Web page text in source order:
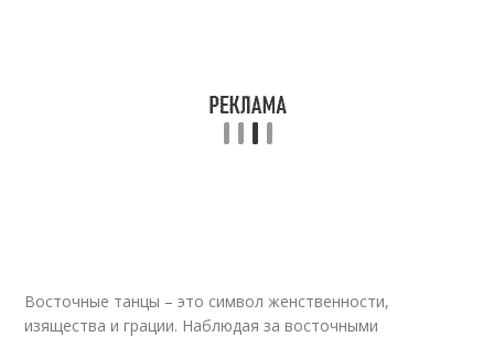
Восточные танцы – это символ женственности,
изящества и грации. Наблюдая за восточными